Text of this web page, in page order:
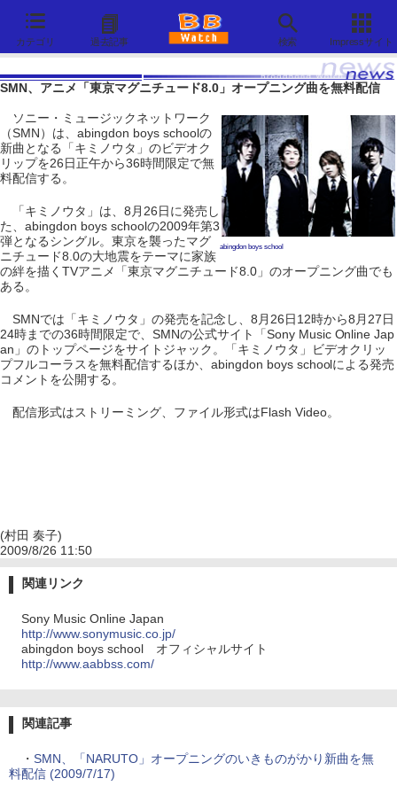
カテゴリ 過去記事 検索 Impressサイト
SMN、アニメ「東京マグニチュード8.0」オープニング曲を無料配信
abingdon boys school
ソニー・ミュージックネットワーク
（SMN）は、abingdon boys schoolの
新曲となる「キミノウタ」のビデオク
リップを26日正午から36時間限定で無
料配信する。
「キミノウタ」は、8月26日に発売し
た、abingdon boys schoolの2009年第3
弾となるシングル。東京を襲ったマグ
ニチュード8.0の大地震をテーマに家族
の絆を描くTVアニメ「東京マグニチュード8.0」のオープニング曲でも
ある。
SMNでは「キミノウタ」の発売を記念し、8月26日12時から8月27日
24時までの36時間限定で、SMNの公式サイト「Sony Music Online Jap
an」のトップページをサイトジャック。「キミノウタ」ビデオクリッ
プフルコーラスを無料配信するほか、abingdon boys schoolによる発売
コメントを公開する。
配信形式はストリーミング、ファイル形式はFlash Video。
(村田 奏子)
2009/8/26 11:50
関連リンク
Sony Music Online Japan
http://www.sonymusic.co.jp/
abingdon boys school オフィシャルサイト
http://www.aabbss.com/
関連記事
・ SMN、「NARUTO」オープニングのいきものがかり新曲を無
料配信 (2009/7/17)